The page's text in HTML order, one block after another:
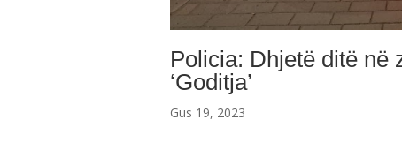
Policia: Dhjetë ditë në
‘Goditja’
Gus 19, 2023